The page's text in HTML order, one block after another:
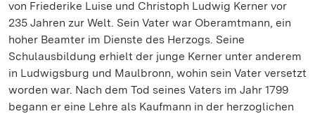
von Friederike Luise und Christoph Ludwig Kerner vor
235 Jahren zur Welt. Sein Vater war Oberamtmann, ein
hoher Beamter im Dienste des Herzogs. Seine
Schulausbildung erhielt der junge Kerner unter anderem
in Ludwigsburg und Maulbronn, wohin sein Vater versetzt
worden war. Nach dem Tod seines Vaters im Jahr 1799
begann er eine Lehre als Kaufmann in der herzoglichen